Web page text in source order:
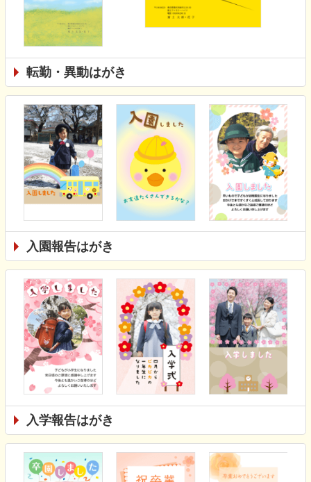
転勤・異動はがき
入園報告はがき
入学報告はがき